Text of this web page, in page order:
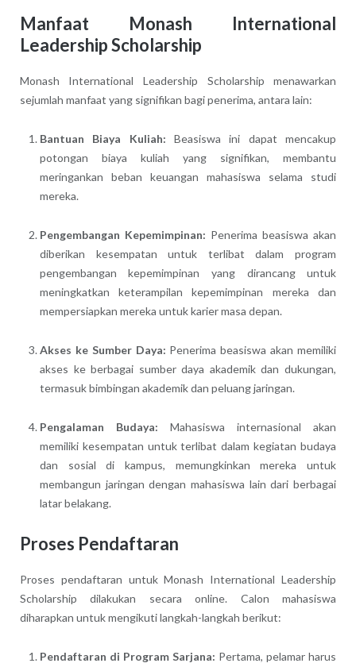
Manfaat Monash International
Leadership Scholarship
Monash International Leadership Scholarship menawarkan
sejumlah manfaat yang signifikan bagi penerima, antara lain:
Bantuan Biaya Kuliah: Beasiswa ini dapat mencakup
potongan biaya kuliah yang signifikan, membantu
meringankan beban keuangan mahasiswa selama studi
mereka.
Pengembangan Kepemimpinan: Penerima beasiswa akan
diberikan kesempatan untuk terlibat dalam program
pengembangan kepemimpinan yang dirancang untuk
meningkatkan keterampilan kepemimpinan mereka dan
mempersiapkan mereka untuk karier masa depan.
Akses ke Sumber Daya: Penerima beasiswa akan memiliki
akses ke berbagai sumber daya akademik dan dukungan,
termasuk bimbingan akademik dan peluang jaringan.
Pengalaman Budaya: Mahasiswa internasional akan
memiliki kesempatan untuk terlibat dalam kegiatan budaya
dan sosial di kampus, memungkinkan mereka untuk
membangun jaringan dengan mahasiswa lain dari berbagai
latar belakang.
Proses Pendaftaran
Proses pendaftaran untuk Monash International Leadership
Scholarship dilakukan secara online. Calon mahasiswa
diharapkan untuk mengikuti langkah-langkah berikut:
Pendaftaran di Program Sarjana: Pertama, pelamar harus